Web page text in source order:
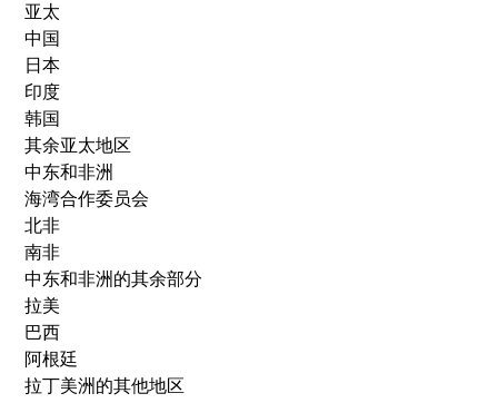
亚太
中国
日本
印度
韩国
其余亚太地区
中东和非洲
海湾合作委员会
北非
南非
中东和非洲的其余部分
拉美
巴西
阿根廷
拉丁美洲的其他地区